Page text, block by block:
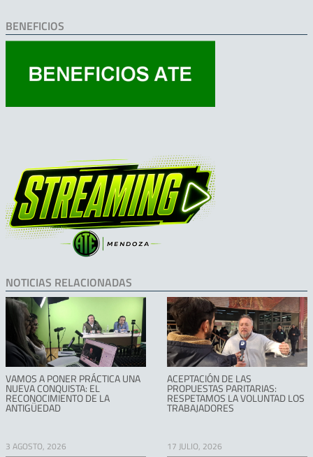
BENEFICIOS
NOTICIAS RELACIONADAS
VAMOS A PONER PRÁCTICA UNA
NUEVA CONQUISTA: EL
RECONOCIMIENTO DE LA
ANTIGÜEDAD
3 AGOSTO, 2026
ACEPTACIÓN DE LAS
PROPUESTAS PARITARIAS:
RESPETAMOS LA VOLUNTAD LOS
TRABAJADORES
17 JULIO, 2026